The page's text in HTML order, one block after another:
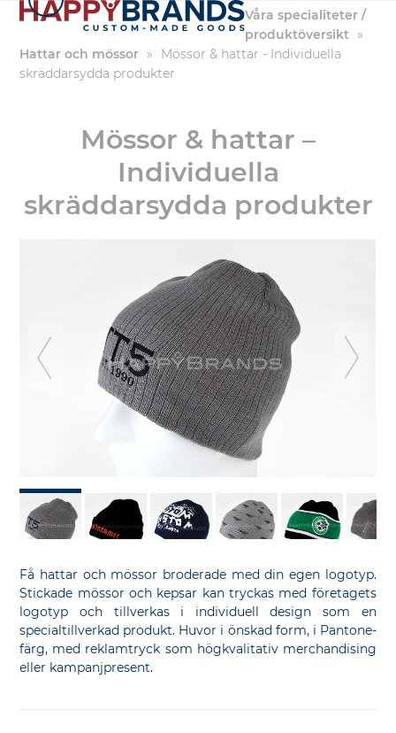
Hoppa
Våra specialiteter /
produktöversikt »
Hattar och mössor »
Mössor & hattar - Individuella
skräddarsydda produkter
Mössor & hattar –
Individuella
skräddarsydda produkter
föregående
bild
Få hattar och mössor broderade med din egen logotyp.
Stickade mössor och kepsar kan tryckas med företagets
logotyp och tillverkas i individuell design som en
specialtillverkad produkt. Huvor i önskad form, i Pantone-
färg, med reklamtryck som högkvalitativ merchandising
eller kampanjpresent.